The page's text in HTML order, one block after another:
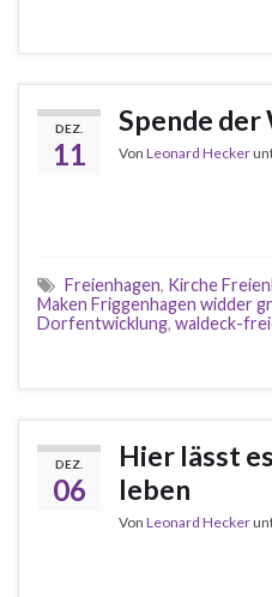
DEZ.
11
Spende der
Von Leonard Hecker
Freienhagen, Kirche
Maken Friggenhagen widder
Dorfentwicklung, waldeck-
DEZ.
06
Hier lässt
leben
Von Leonard Hecker